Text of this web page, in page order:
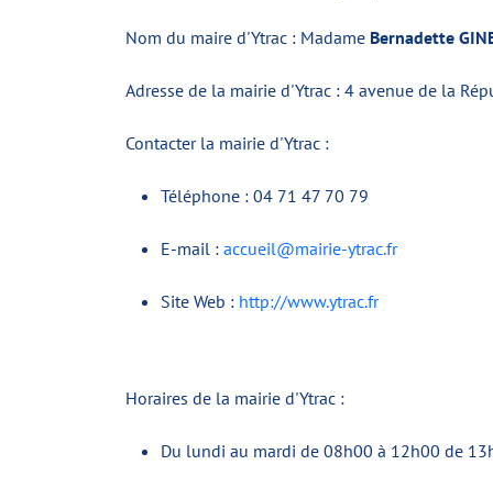
Nom du maire d'Ytrac : Madame Bernadette
Adresse de la mairie d'Ytrac : 4 avenue de la
Contacter la mairie d'Ytrac :
Téléphone : 04 71 47 70 79
E-mail : accueil@mairie-ytrac.fr
Site Web : http://www.ytrac.fr
Horaires de la mairie d'Ytrac :
Du lundi au mardi de 08h00 à 12h00 de